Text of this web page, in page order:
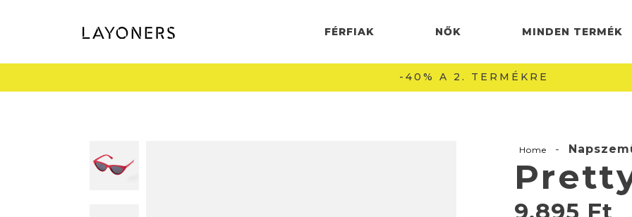
FÉRFIAK NŐK MINDEN TERMÉK
INGYENES SZÁLLÍTÁS 22990 FT FELETT 🚚
Home -